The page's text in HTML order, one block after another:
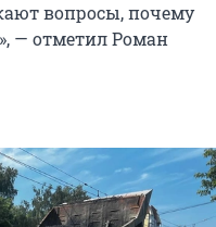
вопросы, почему
— отметил Роман